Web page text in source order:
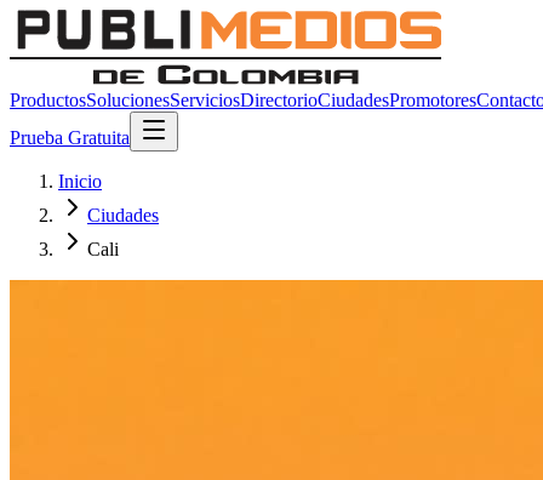
ProductosSolucionesServiciosDirectorioCiudadesPromotores
Prueba Gratuita
Inicio
Ciudades
Cali